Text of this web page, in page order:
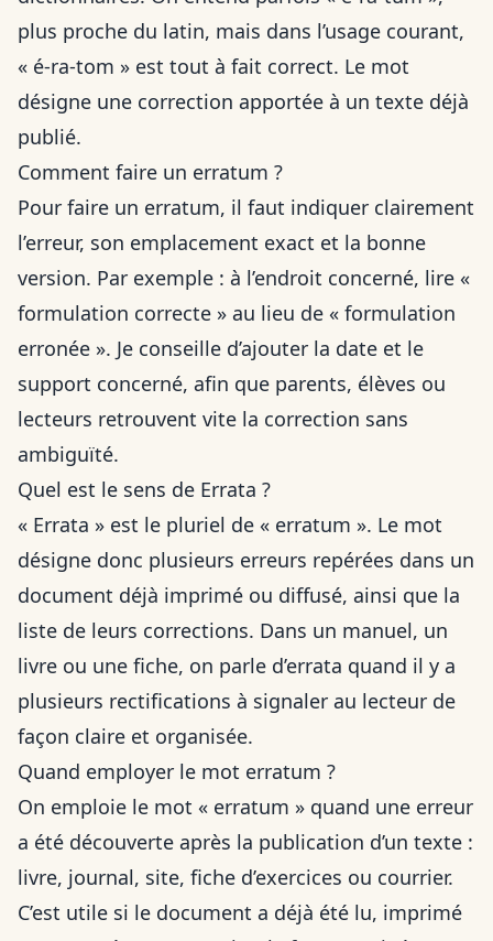
plus proche du latin, mais dans l’usage courant,
« é-ra-tom » est tout à fait correct. Le mot
désigne une correction apportée à un texte déjà
publié.
Comment faire un erratum ?
Pour faire un erratum, il faut indiquer clairement
l’erreur, son emplacement exact et la bonne
version. Par exemple : à l’endroit concerné, lire «
formulation correcte » au lieu de « formulation
erronée ». Je conseille d’ajouter la date et le
support concerné, afin que parents, élèves ou
lecteurs retrouvent vite la correction sans
ambiguïté.
Quel est le sens de Errata ?
« Errata » est le pluriel de « erratum ». Le mot
désigne donc plusieurs erreurs repérées dans un
document déjà imprimé ou diffusé, ainsi que la
liste de leurs corrections. Dans un manuel, un
livre ou une fiche, on parle d’errata quand il y a
plusieurs rectifications à signaler au lecteur de
façon claire et organisée.
Quand employer le mot erratum ?
On emploie le mot « erratum » quand une erreur
a été découverte après la publication d’un texte :
livre, journal, site, fiche d’exercices ou courrier.
C’est utile si le document a déjà été lu, imprimé